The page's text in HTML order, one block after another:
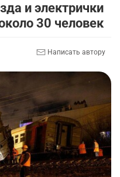
и электрички
30 человек
Написать автору